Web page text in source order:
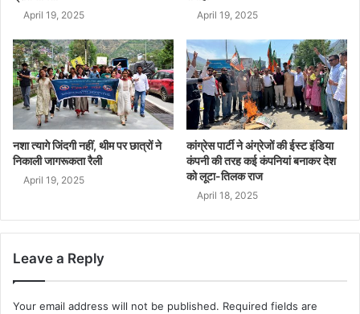
April 19, 2025 April 19, 2025
नशा त्यागे जिंदगी नहीं, थीम पर छात्रों ने
निकाली जागरूकता रैली
April 19, 2025
कांग्रेस पार्टी ने अंग्रेजों की ईस्ट इंडिया
कंपनी की तरह कई कंपनियां बनाकर देश
को लूटा-तिलक राज
April 18, 2025
Leave a Reply
Your email address will not be published. Required fields are